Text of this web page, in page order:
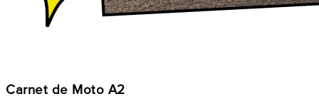
Carnet de Moto A2